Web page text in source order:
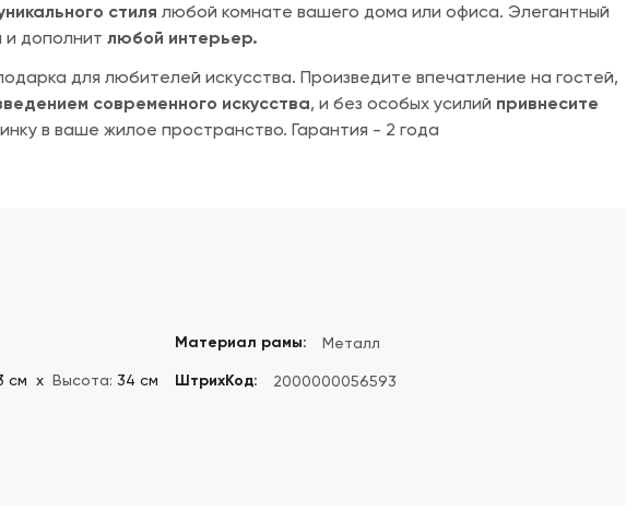
стиля любой комнате вашего дома или офиса. Элегантный
и дополнит любой интерьер.
для любителей искусства. Произведите впечатление на гостей,
современного искусства, и без особых усилий привнесите
в ваше жилое пространство. Гарантия - 2 года
см х Высота: 34 см
Материал рамы: Металл
ШтрихКод: 2000000056593